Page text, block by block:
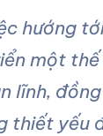
hướng
một thế
lĩnh,
thiết yếu